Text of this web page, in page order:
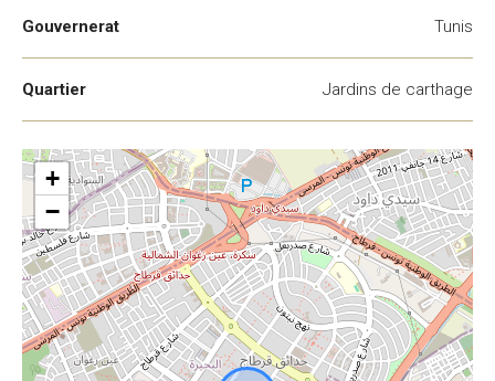
Gouvernerat Tunis
Quartier Jardins de carthage
+
−